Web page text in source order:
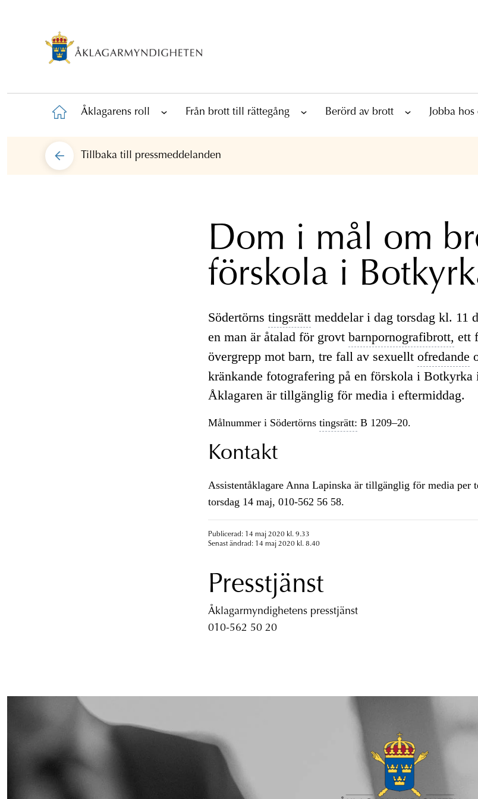
Åklagarens roll Från brott till rättegång Berörd av brott Jobba hos
Tillbaka till pressmeddelanden
Dom i mål om
förskola i
Södertörns tingsrättmeddelar i dag torsdag kl. 11
en man är åtalad för grovt barnpornografibrott, ett
övergrepp mot barn, tre fall av sexuellt ofredande
kränkande fotografering på en förskola i Botkyrka
Åklagaren är tillgänglig för media i eftermiddag.
Målnummer i Södertörns tingsrätt: B 1209–20.
Kontakt
Assistentåklagare Anna Lapinska är tillgänglig för media per
torsdag 14 maj, 010-562 56 58.
Publicerad: 14 maj 2020 kl. 9.33
Senast ändrad: 14 maj 2020 kl. 8.40
Presstjänst
Åklagarmyndighetens presstjänst
010-562 50 20